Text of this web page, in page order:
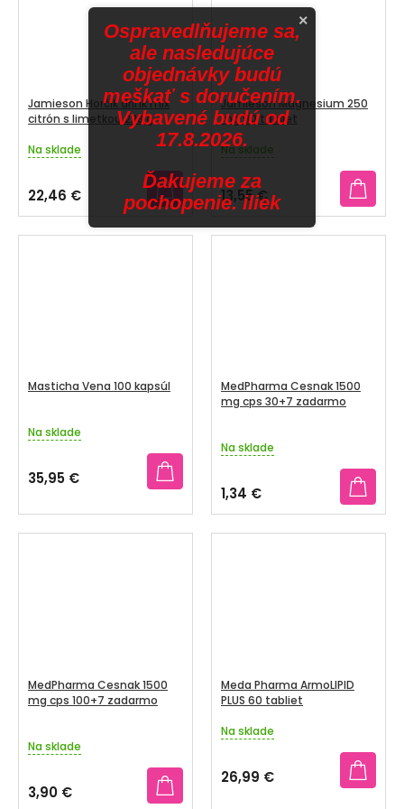
Jamieson Horčík drink mix
citrón s limetkou 228 g
Priemerné
produktu
je
4,5
z
Na sklade
22,46 €
Jamieson Magnesium 250
mg 90 tabliet
Priemerné
produktu
je
z
Na sklade
13,55 €
Masticha Vena 100 kapsúl
Priemerné
produktu
je
z
5
Na sklade
35,95 €
MedPharma Cesnak 1500
mg cps 30+7 zadarmo
Na sklade
1,34 €
MedPharma Cesnak 1500
mg cps 100+7 zadarmo
Na sklade
3,90 €
Meda Pharma ArmoLIPID
PLUS 60 tabliet
Priemerné
produktu
je
Na sklade
26,99 €
×
Ospravedlňujeme sa,
ale nasledujúce
objednávky budú
meškať s doručením.
Vybavené budú od
17.8.2026.
Ďakujeme za
pochopenie. iliek